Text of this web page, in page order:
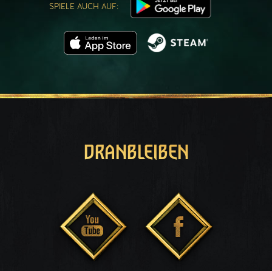
SPIELE AUCH AUF:
DRANBLEIBEN